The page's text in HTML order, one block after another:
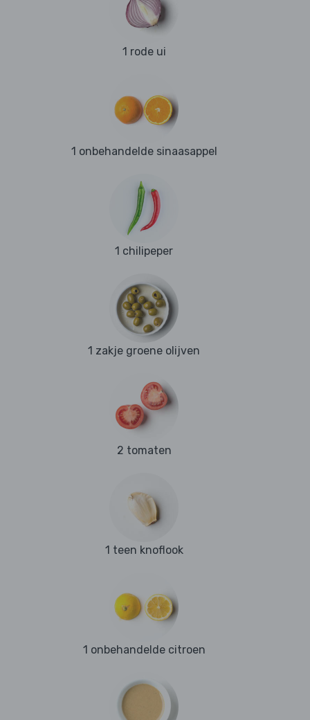
1 rode ui
1 onbehandelde sinaasappel
1 chilipeper
1 zakje groene olijven
2 tomaten
1 teen knoflook
1 onbehandelde citroen